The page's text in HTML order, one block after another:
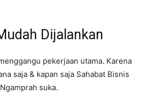
Dijalankan
pekerjaan utama. Karena
saja & kapan saja Sahabat Bisnis
Ngamprah suka.